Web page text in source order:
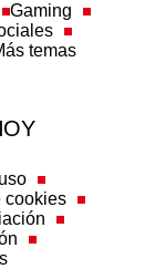
Gaming
temas
cookies